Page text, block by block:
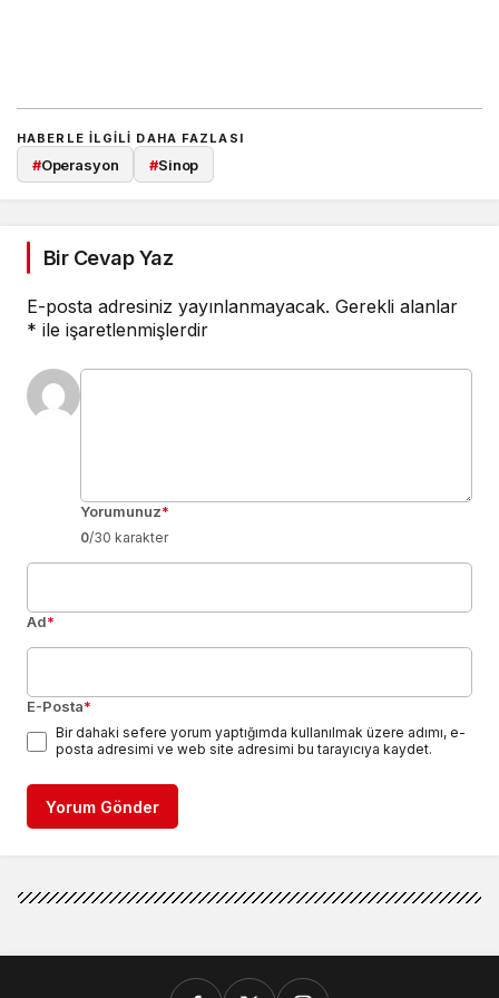
HABERLE ILGILI DAHA FAZLASI
#Operasyon #Sinop
Bir Cevap Yaz
E-posta adresiniz yayınlanmayacak. Gerekli alanlar
* ile işaretlenmişlerdir
Yorumunuz*
0/30 karakter
Ad*
E-Posta*
Bir dahaki sefere yorum yaptığımda kullanılmak üzere adımı, e-
posta adresimi ve web site adresimi bu tarayıcıya kaydet.
Yorum Gönder